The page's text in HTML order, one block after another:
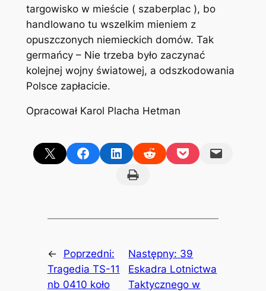
targowisko w mieście ( szaberplac ), bo
handlowano tu wszelkim mieniem z
opuszczonych niemieckich domów. Tak
germańcy – Nie trzeba było zaczynać
kolejnej wojny światowej, a odszkodowania
Polsce zapłacicie.
Opracował Karol Placha Hetman
Share on X Share on FacebookShare on LinkedInShare on RedditShare on PocketEmail this Page
Print this Page
←
Poprzedni:
Tragedia TS-11
nb 0410 koło
Następny: 39
Eskadra Lotnictwa
Taktycznego w